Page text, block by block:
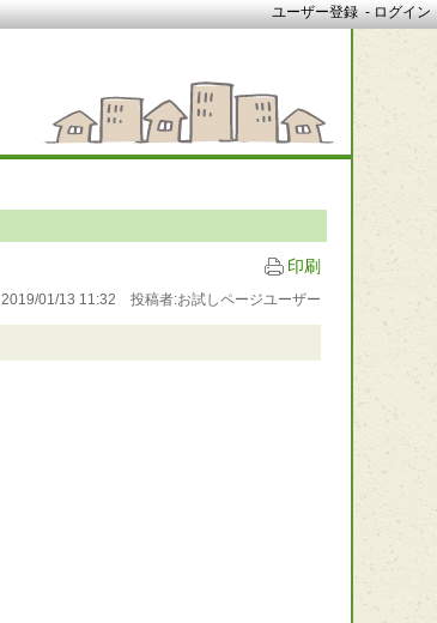
ユーザー登録 -ログイン
印刷
2019/01/13 11:32 投稿者:お試しページユーザー